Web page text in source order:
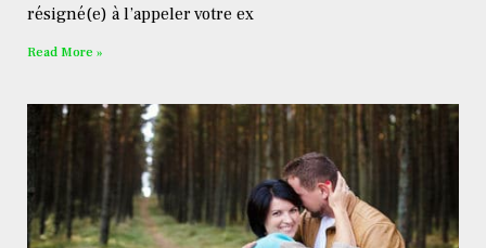
résigné(e) à l’appeler votre ex
Read More »